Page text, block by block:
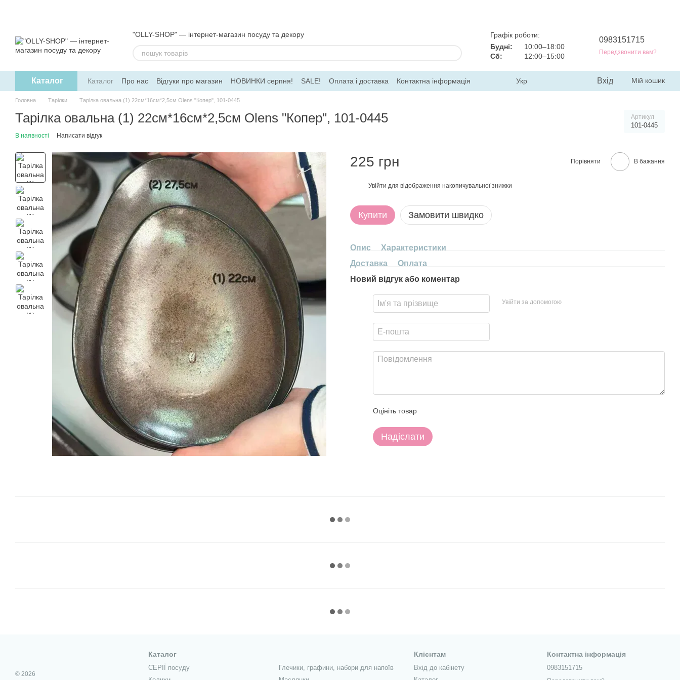
"OLLY-SHOP" — інтернет-магазин посуду та декору
Графік роботи:
Будні:
10:00–18:00
Сб:
12:00–15:00
0983151715
Передзвонити вам?
Каталог Каталог Про нас Відгуки про магазин НОВИНКИ серпня! SALE! Оплата і доставка
Контактна інформація
Обмін та повернення
Угода користувача Договір ПО Для гуртових замовлень
Укр Вхід Мій кошик
Головна Тарілки Тарілка овальна (1) 22см*16см*2,5см Olens "Копер", 101-0445
Тарілка овальна (1) 22см*16см*2,5см Olens "Копер", 101-0445 Артикул
101-0445
В наявності Написати відгук
225 грн Порівняти В бажання
Увійти для відображення накопичувальної знижки
Купити Замовити швидко
Опис
Характеристики
Доставка
Оплата
Новий відгук або коментар
Увійти за допомогою
Оцініть товар
Надіслати
© 2026
Каталог
СЕРІЇ посуду
Глечики, графини, набори для напоїв
Клієнтам
Вхід до кабінету
Контактна інформація
0983151715